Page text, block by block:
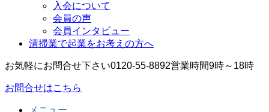
入会について
会員の声
会員インタビュー
清掃業で起業をお考えの方へ
お気軽にお問合せ下さい0120-55-8892営業時間9時～18時
お問合せはこちら